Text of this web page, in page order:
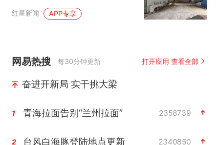
后，谁该为农户的贷款买
单丨红星调查
红星新闻 APP专享
网易热搜 每30分钟更新 打开应用 查看全部
奋进开新局 实干挑大梁
1 青海拉面告别“兰州拉面” 2358739
2 台风白海豚登陆地点更新 2340850